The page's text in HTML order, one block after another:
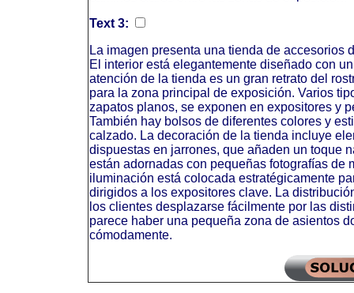
Text 3:
La imagen presenta una tienda de
El interior está elegantemente diseñado con
atención de la tienda es un gran retrato del
para la zona principal de exposición. Varios
zapatos planos, se exponen en expositores y
También hay bolsos de diferentes colores y
calzado. La decoración de la tienda incluye
dispuestas en jarrones, que añaden un toque
están adornadas con pequeñas fotografías de
iluminación está colocada estratégicamente
dirigidos a los expositores clave. La
los clientes desplazarse fácilmente por las
parece haber una pequeña zona de asientos
cómodamente.